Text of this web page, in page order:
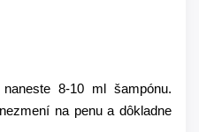
8-10 ml šampónu.
na penu a dôkladne